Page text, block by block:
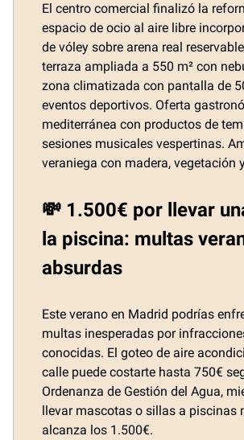
El centro comercial finalizó la
espacio de ocio al aire libre
de vóley sobre arena real
terraza ampliada a 550 m² con
zona climatizada con pantalla de
eventos deportivos. Oferta
mediterránea con productos de
sesiones musicales vespertinas.
veraniega con madera, vegetación
💸 1.500€ por llevar
la piscina: multas
absurdas
Este verano en Madrid podrías
multas inesperadas por
conocidas. El goteo de aire
calle puede costarte hasta 750€
Ordenanza de Gestión del Agua,
llevar mascotas o sillas a piscinas
alcanza los 1.500€.